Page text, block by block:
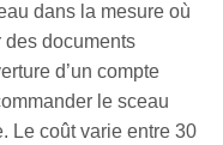
dans la mesure où
des documents
d’un compte
le sceau
Le coût varie entre 30